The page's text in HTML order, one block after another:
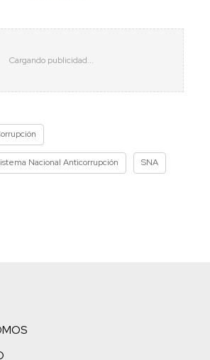
Nacional Anticorrupción SNA